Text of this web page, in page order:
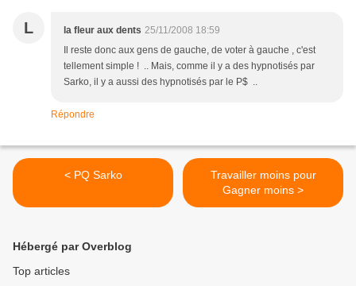
L la fleur aux dents 25/11/2008 18:59
Il reste donc aux gens de gauche, de voter à gauche , c'est
tellement simple ! .. Mais, comme il y a des hypnotisés par
Sarko, il y a aussi des hypnotisés par le P$ ..
Répondre
< PQ Sarko
Travailler moins pour
Gagner moins >
Hébergé par Overblog
Top articles